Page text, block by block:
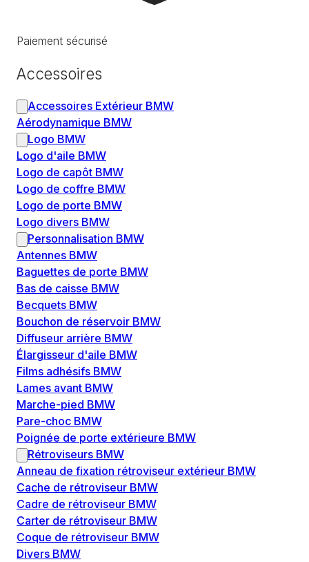
Paiement sécurisé
Accessoires
Accessoires Extérieur BMW
Aérodynamique BMW
Logo BMW
Logo d'aile BMW
Logo de capôt BMW
Logo de coffre BMW
Logo de porte BMW
Logo divers BMW
Personnalisation BMW
Antennes BMW
Baguettes de porte BMW
Bas de caisse BMW
Becquets BMW
Bouchon de réservoir BMW
Diffuseur arrière BMW
Élargisseur d'aile BMW
Films adhésifs BMW
Lames avant BMW
Marche-pied BMW
Pare-choc BMW
Poignée de porte extérieure BMW
Rétroviseurs BMW
Anneau de fixation rétroviseur extérieur BMW
Cache de rétroviseur BMW
Cadre de rétroviseur BMW
Carter de rétroviseur BMW
Coque de rétroviseur BMW
Divers BMW